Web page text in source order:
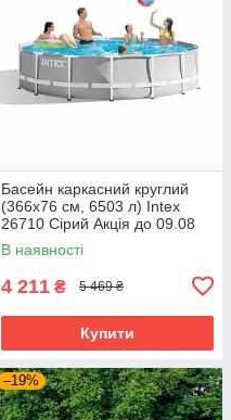
Басейн каркасний круглий
(366x76 см, 6503 л) Intex
26710 Сірий Акція до 09.08
В наявності
4 211 ₴ 5 469 ₴
Купити
–19%